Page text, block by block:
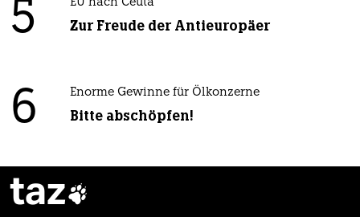
5 EU nach Ceuta
Zur Freude der Antieuropäer
6 Enorme Gewinne für Ölkonzerne
Bitte abschöpfen!
taz